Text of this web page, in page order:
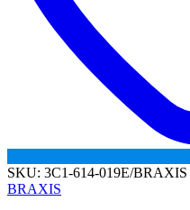
SKU: 3C1-614-019E/BRAXIS
BRAXIS